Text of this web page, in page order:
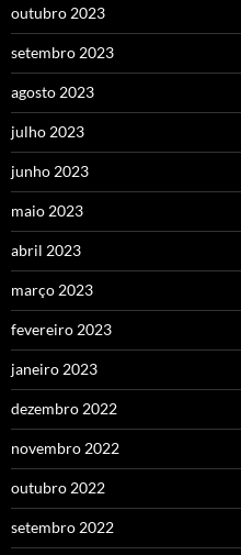
outubro 2023
setembro 2023
agosto 2023
julho 2023
junho 2023
maio 2023
abril 2023
março 2023
fevereiro 2023
janeiro 2023
dezembro 2022
novembro 2022
outubro 2022
setembro 2022